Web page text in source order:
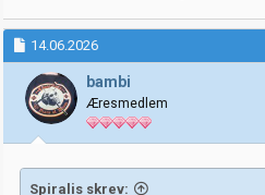
14.06.2026
bambi
Æresmedlem
Spiralis skrev: